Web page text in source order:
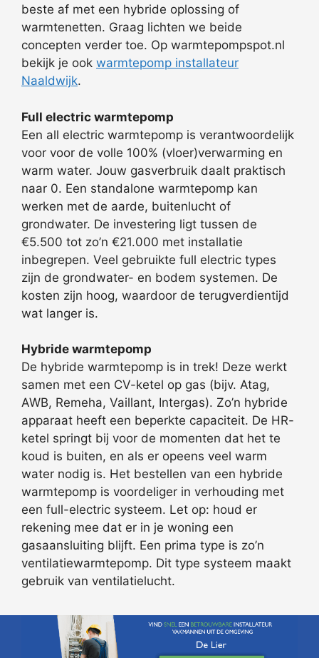
beste af met een hybride oplossing of
warmtenetten. Graag lichten we beide
concepten verder toe. Op warmtepompspot.nl
bekijk je ook warmtepomp installateur
Naaldwijk.
Full electric warmtepomp
Een all electric warmtepomp is verantwoordelijk
voor voor de volle 100% (vloer)verwarming en
warm water. Jouw gasverbruik daalt praktisch
naar 0. Een standalone warmtepomp kan
werken met de aarde, buitenlucht of
grondwater. De investering ligt tussen de
€5.500 tot zo’n €21.000 met installatie
inbegrepen. Veel gebruikte full electric types
zijn de grondwater- en bodem systemen. De
kosten zijn hoog, waardoor de terugverdientijd
wat langer is.
Hybride warmtepomp
De hybride warmtepomp is in trek! Deze werkt
samen met een CV-ketel op gas (bijv. Atag,
AWB, Remeha, Vaillant, Intergas). Zo’n hybride
apparaat heeft een beperkte capaciteit. De HR-
ketel springt bij voor de momenten dat het te
koud is buiten, en als er opeens veel warm
water nodig is. Het bestellen van een hybride
warmtepomp is voordeliger in verhouding met
een full-electric systeem. Let op: houd er
rekening mee dat er in je woning een
gasaansluiting blijft. Een prima type is zo’n
ventilatiewarmtepomp. Dit type systeem maakt
gebruik van ventilatielucht.